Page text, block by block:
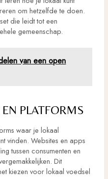
om hetzelfde te doen.
die leidt tot een
gemeenschap.
van een open
PLATFORMS
waar je lokaal
vinden. Websites en apps
tussen consumenten en
Dit
kiezen voor lokaal voedsel